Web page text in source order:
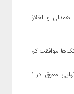
و اخلاق
اطلاعیه آموزش و پرورش درباره امتحانات نهایی معوق در ۴